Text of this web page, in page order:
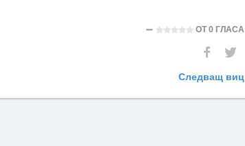
ОТ0 ГЛАСА
Следващ виц